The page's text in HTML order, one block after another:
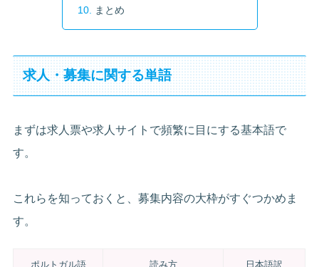
まとめ
求人・募集に関する単語
まずは求人票や求人サイトで頻繁に目にする基本語で
す。
これらを知っておくと、募集内容の大枠がすぐつかめま
す。
ポルトガル語 読み方 日本語訳